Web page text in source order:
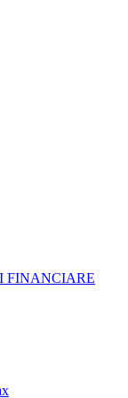
FINANCIARE